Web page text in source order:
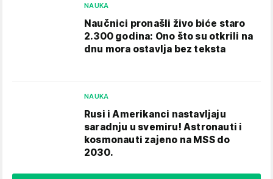
NAUKA
Naučnici pronašli živo biće staro
2.300 godina: Ono što su otkrili na
dnu mora ostavlja bez teksta
NAUKA
Rusi i Amerikanci nastavljaju
saradnju u svemiru! Astronauti i
kosmonauti zajeno na MSS do
2030.